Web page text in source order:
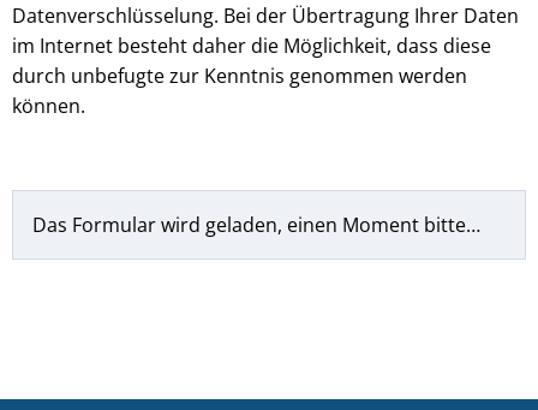
Datenverschlüsselung. Bei der Übertragung Ihrer Daten
im Internet besteht daher die Möglichkeit, dass diese
durch unbefugte zur Kenntnis genommen werden
können.
Das Formular wird geladen, einen Moment bitte…